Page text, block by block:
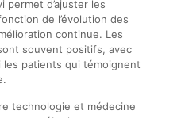
permet d’ajuster les
de l’évolution des
continue. Les
souvent positifs, avec
les patients qui témoignent
technologie et médecine